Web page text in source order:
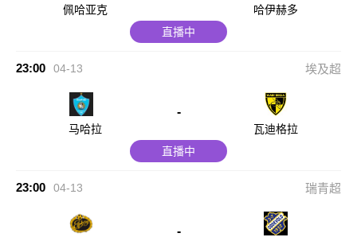
佩哈亚克
哈伊赫多
直播中
23:00 04-13 埃及超
马哈拉
-
瓦迪格拉
直播中
23:00 04-13 瑞青超
-